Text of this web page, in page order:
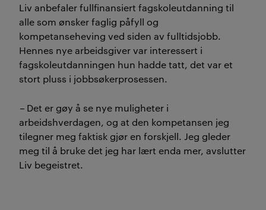
Liv anbefaler fullfinansiert fagskoleutdanning til
alle som ønsker faglig påfyll og
kompetanseheving ved siden av fulltidsjobb.
Hennes nye arbeidsgiver var interessert i
fagskoleutdanningen hun hadde tatt, det var et
stort pluss i jobbsøkerprosessen.
– Det er gøy å se nye muligheter i
arbeidshverdagen, og at den kompetansen jeg
tilegner meg faktisk gjør en forskjell. Jeg gleder
meg til å bruke det jeg har lært enda mer, avslutter
Liv begeistret.